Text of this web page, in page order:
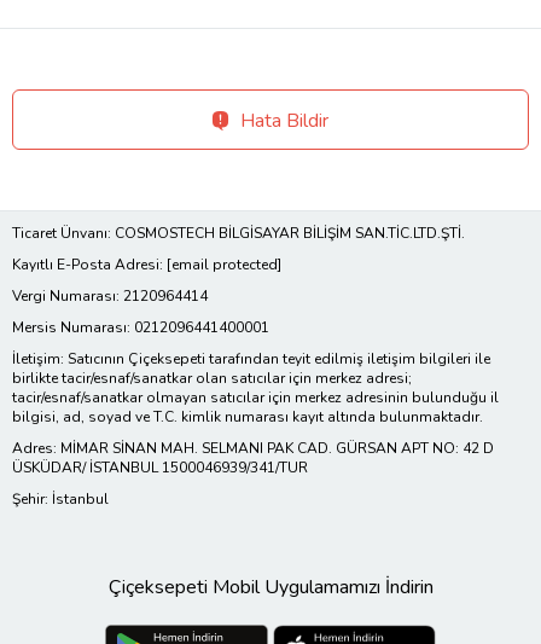
Hata Bildir
Ticaret Ünvanı: COSMOSTECH BİLGİSAYAR BİLİŞİM SAN.TİC.LTD.ŞTİ.
Kayıtlı E-Posta Adresi: [email protected]
Vergi Numarası: 2120964414
Mersis Numarası: 0212096441400001
İletişim: Satıcının Çiçeksepeti tarafından teyit edilmiş iletişim bilgileri ile
birlikte tacir/esnaf/sanatkar olan satıcılar için merkez adresi;
tacir/esnaf/sanatkar olmayan satıcılar için merkez adresinin bulunduğu il
bilgisi, ad, soyad ve T.C. kimlik numarası kayıt altında bulunmaktadır.
Adres: MİMAR SİNAN MAH. SELMANI PAK CAD. GÜRSAN APT NO: 42 D
ÜSKÜDAR/ İSTANBUL 1500046939/341/TUR
Şehir: İstanbul
Çiçeksepeti Mobil Uygulamamızı İndirin